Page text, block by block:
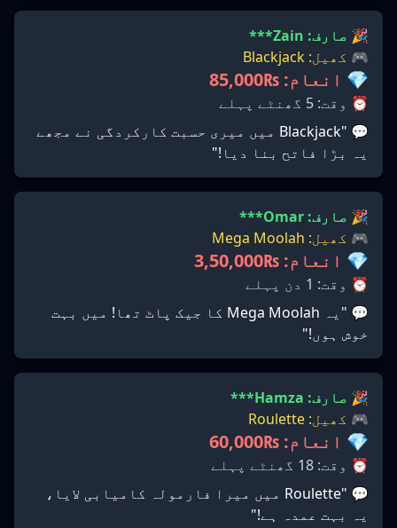
🎉 صارف: Zain***
🎮 کھیل: Blackjack
💎 انعام: ₨85,000
⏰ وقت: 5 گھنٹے پہلے
💬 "Blackjack میں میری حسبت کارکردگی نے مجھے
یہ بڑا فاتح بنا دیا!"
🎉 صارف: Omar***
🎮 کھیل: Mega Moolah
💎 انعام: ₨3,50,000
⏰ وقت: 1 دن پہلے
💬 "یہ Mega Moolah کا جیک پاٹ تھا! میں بہت
خوش ہوں!"
🎉 صارف: Hamza***
🎮 کھیل: Roulette
💎 انعام: ₨60,000
⏰ وقت: 18 گھنٹے پہلے
💬 "Roulette میں میرا فارمولہ کامیابی لایا،
یہ بہت عمدہ ہے!"